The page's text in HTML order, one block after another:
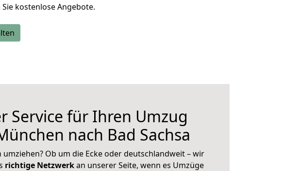
kostenlose Angebote.
Service für Ihren Umzug
nach Bad Sachsa
umziehen? Ob um die Ecke oder deutschlandweit – wir
richtige Netzwerkan unserer Seite, wenn es Umzüge